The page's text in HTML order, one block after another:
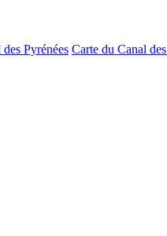
des Pyrénées Carte du Canal